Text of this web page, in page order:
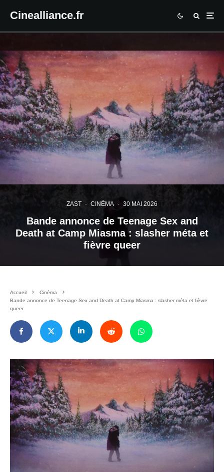
Cinealliance.fr
ZAST · CINÉMA · 30 MAI 2026
Bande annonce de Teenage Sex and
Death at Camp Miasma : slasher méta et
fièvre queer
Accueil
Cinéma
Bande annonce de Teenage Sex and Death at Camp Miasma : slasher méta et fièvre
queer